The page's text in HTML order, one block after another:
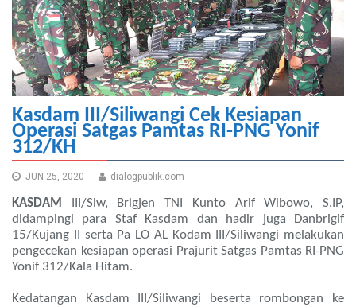
Kasdam III/Siliwangi Cek Kesiapan
Operasi Satgas Pamtas RI-PNG Yonif
312/KH
JUN 25, 2020 dialogpublik.com
KASDAM
III/Slw, Brigjen TNI Kunto Arif Wibowo, S.IP,
didampingi para Staf Kasdam dan hadir juga Danbrigif
15/Kujang II serta Pa LO AL Kodam III/Siliwangi melakukan
pengecekan kesiapan operasi Prajurit Satgas Pamtas RI-PNG
Yonif 312/Kala Hitam.
Kedatangan Kasdam III/Siliwangi beserta rombongan ke